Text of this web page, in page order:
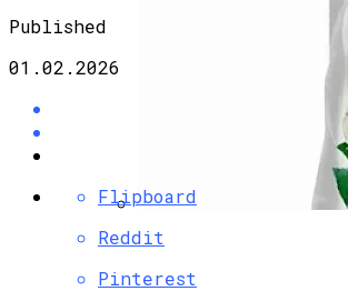
Удобрения Для Роз: Как
Published
01.02.2026
Flipboard
Reddit
Pinterest